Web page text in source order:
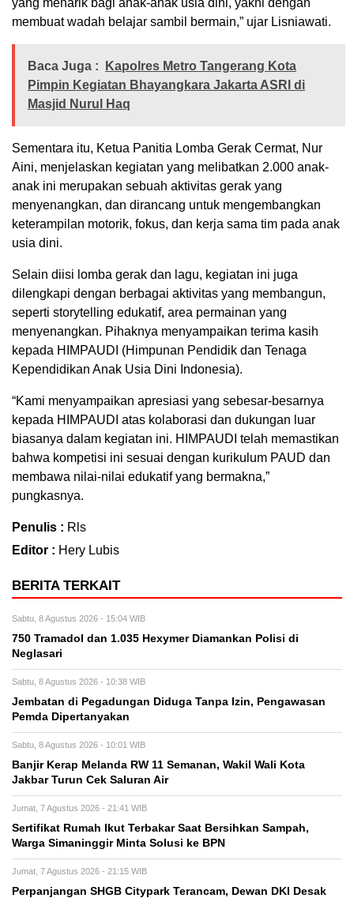
membuat wadah belajar sambil bermain,” ujar Lisniawati.
Baca Juga :
Kapolres Metro Tangerang Kota
Pimpin Kegiatan Bhayangkara Jakarta ASRI di
Masjid Nurul Haq
Sementara itu, Ketua Panitia Lomba Gerak Cermat, Nur
Aini, menjelaskan kegiatan yang melibatkan 2.000 anak-
anak ini merupakan sebuah aktivitas gerak yang
menyenangkan, dan dirancang untuk mengembangkan
keterampilan motorik, fokus, dan kerja sama tim pada anak
usia dini.
Selain diisi lomba gerak dan lagu, kegiatan ini juga
dilengkapi dengan berbagai aktivitas yang membangun,
seperti storytelling edukatif, area permainan yang
menyenangkan. Pihaknya menyampaikan terima kasih
kepada HIMPAUDI (Himpunan Pendidik dan Tenaga
Kependidikan Anak Usia Dini Indonesia).
“Kami menyampaikan apresiasi yang sebesar-besarnya
kepada HIMPAUDI atas kolaborasi dan dukungan luar
biasanya dalam kegiatan ini. HIMPAUDI telah memastikan
bahwa kompetisi ini sesuai dengan kurikulum PAUD dan
membawa nilai-nilai edukatif yang bermakna,”
pungkasnya.
Penulis : Rls
Editor : Hery Lubis
BERITA TERKAIT
Sabtu, 8 Agustus 2026 - 15:04 WIB
750 Tramadol dan 1.035 Hexymer Diamankan Polisi di
Neglasari
Sabtu, 8 Agustus 2026 - 10:38 WIB
Jembatan di Pegadungan Diduga Tanpa Izin, Pengawasan
Pemda Dipertanyakan
Sabtu, 8 Agustus 2026 - 10:01 WIB
Banjir Kerap Melanda RW 11 Semanan, Wakil Wali Kota
Jakbar Turun Cek Saluran Air
Jumat, 7 Agustus 2026 - 21:41 WIB
Sertifikat Rumah Ikut Terbakar Saat Bersihkan Sampah,
Warga Simaninggir Minta Solusi ke BPN
Jumat, 7 Agustus 2026 - 21:15 WIB
Perpanjangan SHGB Citypark Terancam, Dewan DKI Desak